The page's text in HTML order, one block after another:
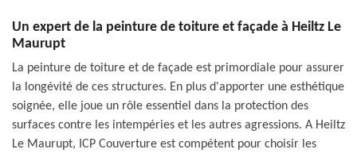
Un expert de la peinture de toiture et façade à Heiltz Le
Maurupt
La peinture de toiture et de façade est primordiale pour assurer
la longévité de ces structures. En plus d'apporter une esthétique
soignée, elle joue un rôle essentiel dans la protection des
surfaces contre les intempéries et les autres agressions. A Heiltz
Le Maurupt, ICP Couverture est compétent pour choisir les